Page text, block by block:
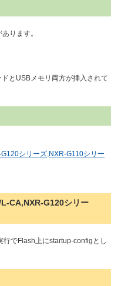
ります。
とUSBメモリ両方が挿入されて
シリーズ,NXR-G110シリー
CA,NXR-G120シリー
でFlash上にstartup-configとし